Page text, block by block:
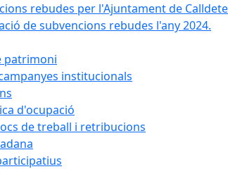
rebudes per l'Ajuntament de
de subvencions rebudes l'any 2024.
patrimoni
institucionals
d'ocupació
de treball i retribucions